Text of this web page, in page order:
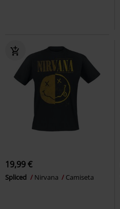
19,99 €
Spliced Nirvana Camiseta